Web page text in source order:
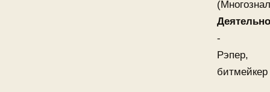
-
Рэпер,
битмейкер